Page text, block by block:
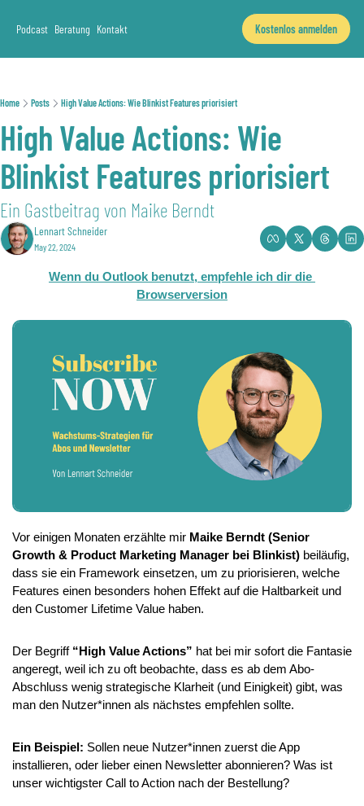
Podcast Beratung Kontakt Kostenlos anmelden
Home Posts High Value Actions: Wie Blinkist Features priorisiert
High Value Actions: Wie
Blinkist Features priorisiert
Ein Gastbeitrag von Maike Berndt
Lennart Schneider
May 22, 2024
Wenn du Outlook benutzt, empfehle ich dir die
Browserversion
Vor einigen Monaten erzählte mir Maike Berndt (Senior
Growth & Product Marketing Manager bei Blinkist) beiläufig,
dass sie ein Framework einsetzen, um zu priorisieren, welche
Features einen besonders hohen Effekt auf die Haltbarkeit und
den Customer Lifetime Value haben.
Der Begriff “High Value Actions” hat bei mir sofort die Fantasie
angeregt, weil ich zu oft beobachte, dass es ab dem Abo-
Abschluss wenig strategische Klarheit (und Einigkeit) gibt, was
man den Nutzer*innen als nächstes empfehlen sollte.
Ein Beispiel: Sollen neue Nutzer*innen zuerst die App
installieren, oder lieber einen Newsletter abonnieren? Was ist
unser wichtigster Call to Action nach der Bestellung?